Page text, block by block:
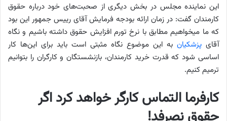
این نماینده مجلس در بخش دیگری از صحبت‌های خود درباره حقوق
کارمندان گفت: در زمان ارائه بودجه فرمایش آقای رییس جمهور این بود
که ما میخواهیم مطابق با نرخ تورم افزایش حقوق داشته باشیم و نگاه
آقای پزشکیان به این موضوع نگاه مثبتی است باید برای این‌ها کار
اساسی شود که قدرت خرید کارمندان، بازنشستگان و کارگران را بتوانیم
ترمیم کنیم.
کارفرما التماس کارگر خواهد کرد اگر